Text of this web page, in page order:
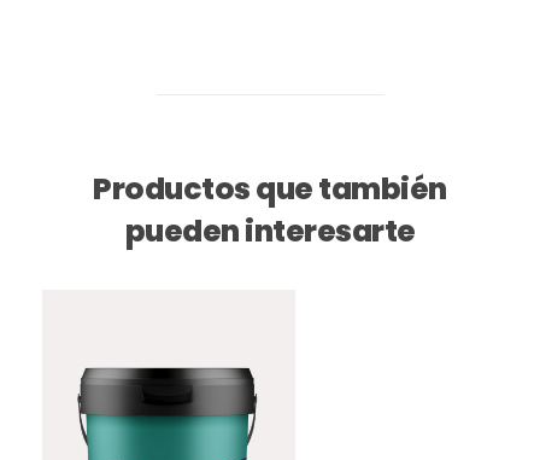
Productos que también
pueden interesarte